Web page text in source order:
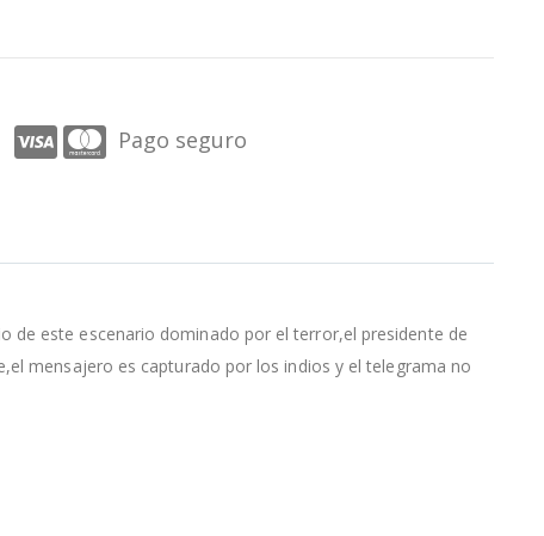
Pago seguro
de este escenario dominado por el terror,el presidente de
mensajero es capturado por los indios y el telegrama no